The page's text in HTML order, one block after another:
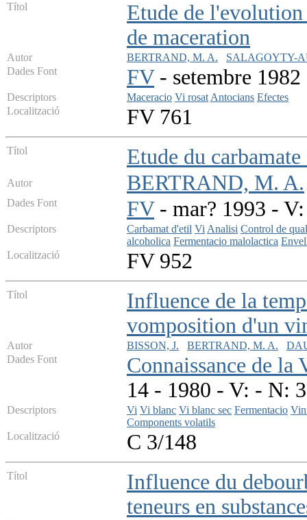
Títol
Etude de l'evolution
de maceration
Autor BERTRAND, M. A.
SALAGOYTY-
Dades Font
FV- setembre
Descriptors Maceracio Vi rosatAntocians Efectes
Localització
FV 761
Títol Etude du
Autor BERTRAND, M. A.
Dades Font FV- mar? 1993 -
Descriptors Carbamat d'etil ViAnalisi Control de
alcoholica Fermentacio malolactica
Localització
FV 952
Títol
Influence de la
vomposition d'un
Autor BISSON, J. BERTRAND, M. A.
Dades Font
Connaissance de la
14 - 1980 - V: - N:
Descriptors Vi Vi blanc Vi blanc sec Fermentacio
Components volatils
Localització
C 3/148
Títol
Influence du
teneurs en